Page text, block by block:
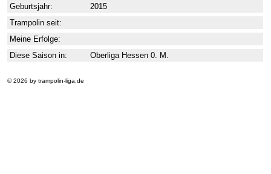
Geburtsjahr:
2015
Trampolin seit:
Meine Erfolge:
Diese Saison in:
Oberliga Hessen 0. M.
© 2026 by trampolin-liga.de